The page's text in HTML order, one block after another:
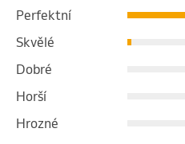
Perfektní
Skvělé
Dobré
Horší
Hrozné